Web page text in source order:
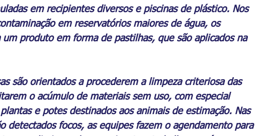
em recipientes diversos e piscinas de plástico. Nos
em reservatórios maiores de água, os
produto em forma de pastilhas, que são aplicados na
são orientados a procederem a limpeza criteriosa das
o acúmulo de materiais sem uso, com especial
e potes destinados aos animais de estimação. Nas
detectados focos, as equipes fazem o agendamento para